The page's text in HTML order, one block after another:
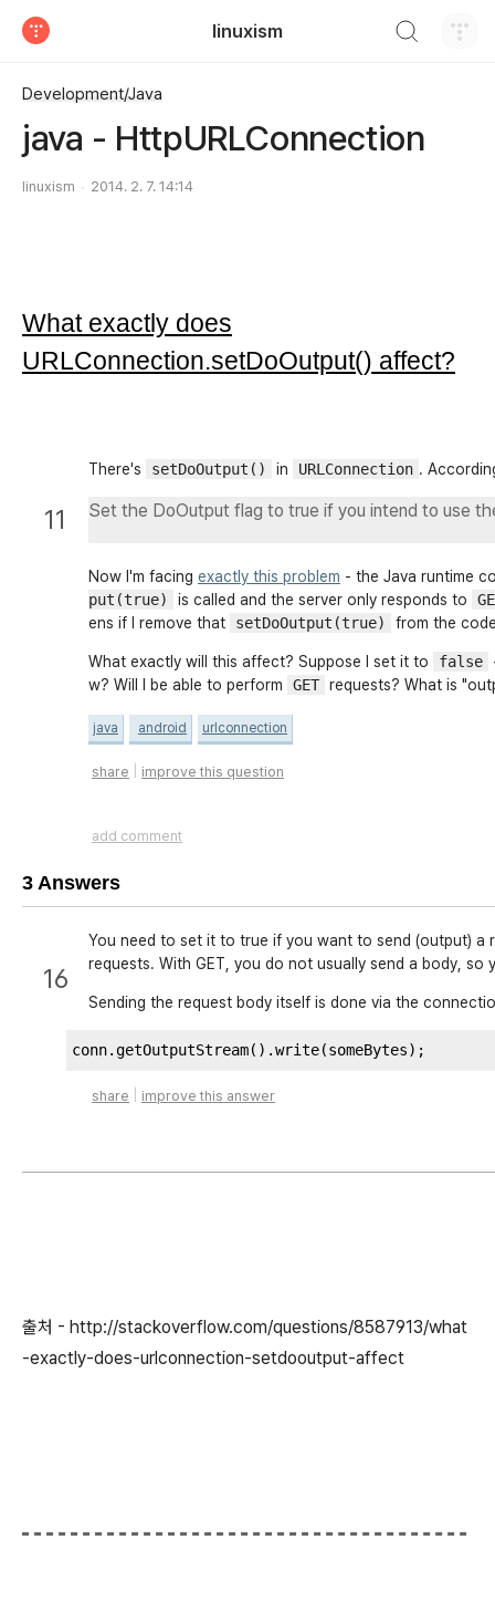
linuxism
Development/Java
java - HttpURLConnection
linuxism 2014. 2. 7. 14:14
What exactly does
URLConnection.setDoOutput() affect?
11
There's setDoOutput() in URLConnection .
Set the DoOutput flag to true if you intend to use
Now I'm facing exactly this problem - the Java runtime
put(true)
is called and the server only responds to
ens if I remove that
setDoOutput(true) from the
What exactly will this affect? Suppose I set it to false
w? Will I be able to perform
GET requests? What is
java android urlconnection
share improve this question
add comment
3 Answers
16
You need to set it to true if you want to send (output) a
requests. With GET, you do not usually send a body, so
Sending the request body itself is done via the
conn.getOutputStream().write(someBytes);
share improve this answer
출처 - http://stackoverflow.com/questions/8587913/what
-exactly-does-urlconnection-setdooutput-affect